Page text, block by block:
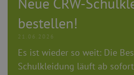
bestellen!
21.06.2026
Es ist wieder so weit: Die
Schulkleidung läuft ab